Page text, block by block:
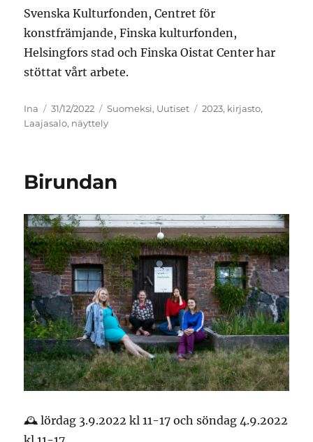
Svenska Kulturfonden, Centret för
konstfrämjande, Finska kulturfonden,
Helsingfors stad och Finska Oistat Center har
stöttat vårt arbete.
Kirjoittaja
Ina Julkaistu
31/12/2022 Kategoriat
Suomeksi, Uutiset Avainsanat
2023, kirjasto,
Laajasalo, näyttely
Birundan
🕰 lördag 3.9.2022 kl 11-17 och söndag 4.9.2022